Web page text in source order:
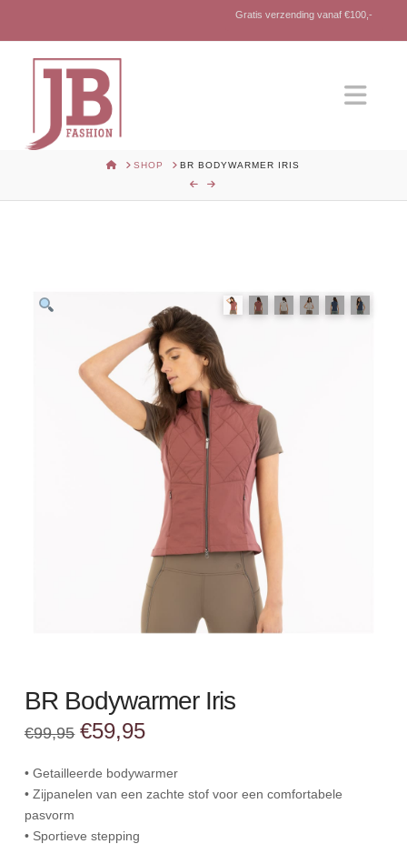
Gratis verzending vanaf €100,-
HOMESHOP BR BODYWARMER IRIS
BR Bodywarmer Iris
€99,95 Oorspronkelijke
prijs
€99,95.
€59,95
€59,95.
• Getailleerde bodywarmer
• Zijpanelen van een zachte stof voor een comfortabele
pasvorm
• Sportieve stepping